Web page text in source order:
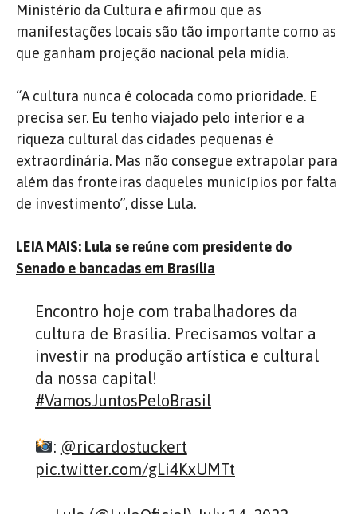
Ministério da Cultura e afirmou que as
manifestações locais são tão importante como as
que ganham projeção nacional pela mídia.
“A cultura nunca é colocada como prioridade. E
precisa ser. Eu tenho viajado pelo interior e a
riqueza cultural das cidades pequenas é
extraordinária. Mas não consegue extrapolar para
além das fronteiras daqueles municípios por falta
de investimento”, disse Lula.
LEIA MAIS: Lula se reúne com presidente do
Senado e bancadas em Brasília
Encontro hoje com trabalhadores da
cultura de Brasília. Precisamos voltar a
investir na produção artística e cultural
da nossa capital!
#VamosJuntosPeloBrasil
: @ricardostuckert
pic.twitter.com/gLi4KxUMTt